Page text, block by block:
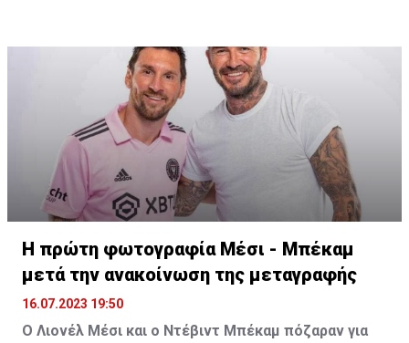
Η πρώτη φωτογραφία Μέσι - Μπέκαμ
μετά την ανακοίνωση της μεταγραφής
16.07.2023 19:50
Ο Λιονέλ Μέσι και ο Ντέβιντ Μπέκαμ πόζαραν για